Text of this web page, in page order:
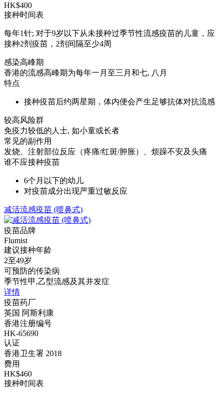
HK$400
接种时间表
每年1针; 对于9岁以下从未接种过季节性流感疫苗的儿童，应
接种2剂疫苗，2剂间隔至少4周
感染高峰期
香港的流感高峰期为每年一月至三月和七, 八月
特点
接种疫苗后约两星期，体内便会产生足够抗体对抗流感
较高风险群
免疫力较低的人士, 如小童或长者
常见的副作用
发烧、注射部位反应（疼痛/红斑/肿胀）、烦躁不安及头痛
谁不应接种疫苗
6个月以下的幼儿
对疫苗成分出现严重过敏反应
减活流感疫苗 (喷鼻式)
疫苗品牌
Flumist
建议接种年龄
2至49岁
可预防的传染病
季节性甲,乙型流感及其并发症
详情
疫苗药厂
英国 阿斯利康
香港注册编号
HK-65690
认证
香港卫生署 2018
费用
HK$460
接种时间表